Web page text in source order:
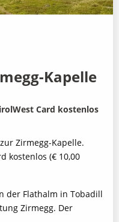
Kapelle
Card kostenlos
Zirmegg-Kapelle.
kostenlos (€ 10,00
der Flathalm in Tobadill
Zirmegg. Der